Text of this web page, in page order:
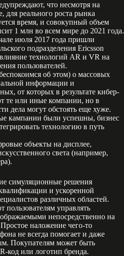
что несмотря на
для реального роста рынка
время, и совокупный объем
1 млн во всем мире до 2021 года.
июля 2017 года пришли
подразделения Ericsson
технологий AR и VR на
пользователей.
об этом) о массовых
информации и
от которых в результате кибер-
те или иные компании, но в
дела могут обстоять еще хуже.
кампании были успешны, бизнес
технологию в путь
объекты на дисплее,
света (например,
симуляционные решения
и ускоренной
различных областей.
управлять
непосредственно на
наложение чего-то
не всегда помогает и даже
Покупателям может быть
код или логотип бренда.